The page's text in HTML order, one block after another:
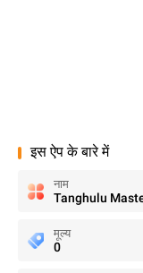
इस ऐप के बारे में
नाम
मूल्य
0